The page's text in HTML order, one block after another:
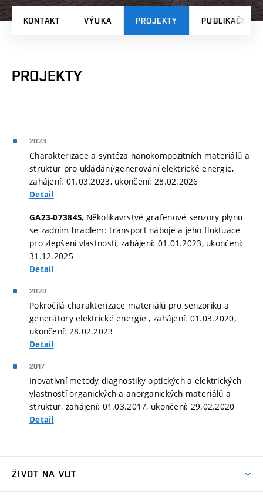
KONTAKT VÝUKA PROJEKTY PUBLIKAČNÍ
PROJEKTY
2023
Charakterizace a syntéza nanokompozitních materiálů a
struktur pro ukládání/generování elektrické energie,
zahájení: 01.03.2023, ukončení: 28.02.2026
Detail
GA23-07384S, Několikavrstvé grafenové senzory plynu
se zadním hradlem: transport náboje a jeho fluktuace
pro zlepšení vlastností, zahájení: 01.01.2023, ukončení:
31.12.2025
Detail
2020
Pokročilá charakterizace materiálů pro senzoriku a
generátory elektrické energie , zahájení: 01.03.2020,
ukončení: 28.02.2023
Detail
2017
Inovativní metody diagnostiky optických a elektrických
vlastností organických a anorganických materiálů a
struktur, zahájení: 01.03.2017, ukončení: 29.02.2020
Detail
ŽIVOT NA VUT